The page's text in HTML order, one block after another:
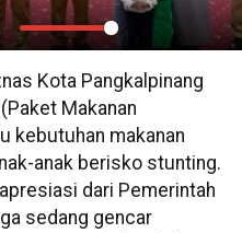
Settings
PIP
Kota Pangkalpinang
Makanan
kebutuhan makanan
anak berisko stunting.
dari Pemerintah
sedang gencar